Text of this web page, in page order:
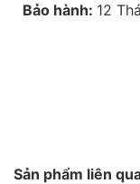
Bảo hành: 12
Sản phẩm liên